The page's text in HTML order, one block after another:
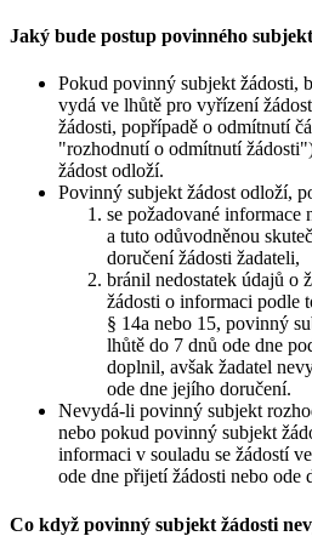
Jaký bude postup povinného
Pokud povinný subjekt žádosti,
vydá ve lhůtě pro vyřízení
žádosti, popřípadě o odmítnutí
"rozhodnutí o odmítnutí
žádost odloží.
Povinný subjekt žádost odloží,
se požadované informace
a tuto odůvodněnou
doručení žádosti žadateli,
bránil nedostatek údajů o
žádosti o informaci podle
§ 14a nebo 15, povinný
lhůtě do 7 dnů ode dne
doplnil, avšak žadatel
ode dne jejího doručení.
Nevydá-li povinný subjekt
nebo pokud povinný subjekt
informaci v souladu se žádostí
ode dne přijetí žádosti nebo ode
Co když povinný subjekt žádosti